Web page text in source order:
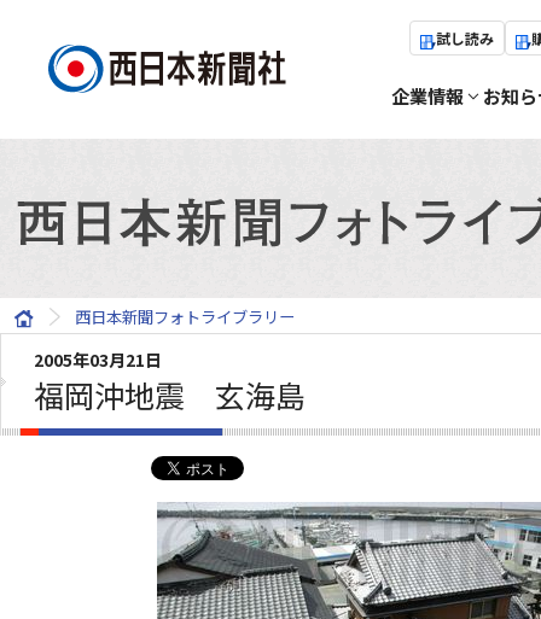
試し読み
企業情報 お知
西日本新聞フォトライブラリー
2005年03月21日
福岡沖地震 玄海島